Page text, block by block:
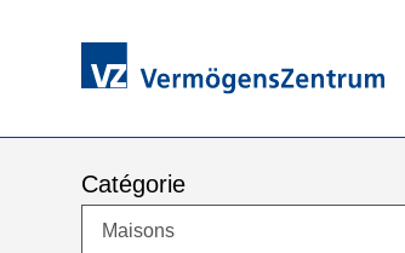
Catégorie
Maisons